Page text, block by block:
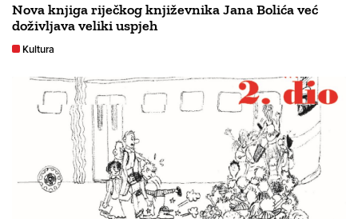
Nova knjiga riječkog književnika Jana Bolića već
doživljava veliki uspjeh
Kultura